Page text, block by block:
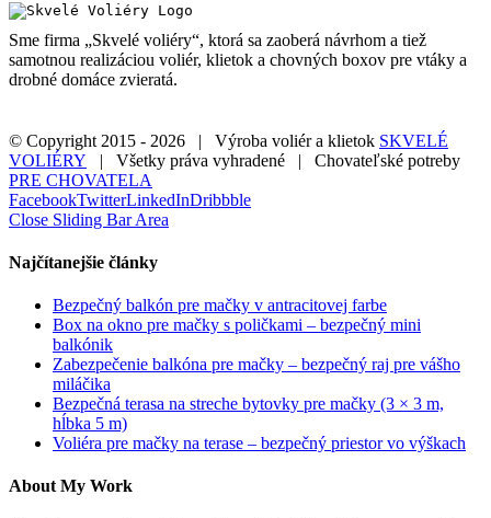
Sme firma „Skvelé voliéry“, ktorá sa zaoberá návrhom a tiež
samotnou realizáciou voliér, klietok a chovných boxov pre vtáky a
drobné domáce zvieratá.
© Copyright 2015 - 2026 | Výroba voliér a klietok SKVELÉ
VOLIÉRY | Všetky práva vyhradené | Chovateľské potreby
PRE CHOVATELA
FacebookTwitterLinkedInDribbble
Close Sliding Bar Area
Najčítanejšie články
Bezpečný balkón pre mačky v antracitovej farbe
Box na okno pre mačky s poličkami – bezpečný mini
balkónik
Zabezpečenie balkóna pre mačky – bezpečný raj pre vášho
miláčika
Bezpečná terasa na streche bytovky pre mačky (3 × 3 m,
hĺbka 5 m)
Voliéra pre mačky na terase – bezpečný priestor vo výškach
About My Work